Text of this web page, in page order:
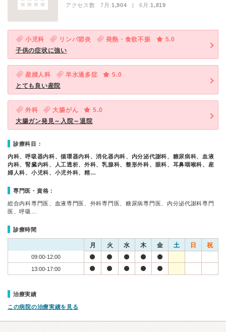
アクセス数 7月:1,904 | 6月:1,819
小児科 リンパ節炎 発熱・食欲不振
5.0
子供の症状に強い
産婦人科 羊水過多症
5.0
とても良い産院
外科 大腸がん
5.0
大腸ガン発見～入院～退院
診療科目：
内科、呼吸器内科、循環器内科、消化器内科、内分泌代謝科、糖尿病科、血液
内科、腎臓内科、人工透析、外科、乳腺科、整形外科、眼科、耳鼻咽喉科、産
婦人科、小児科、小児外科、精…
専門医・資格：
総合内科専門医、血液専門医、外科専門医、糖尿病専門医、内分泌代謝科専門
医、呼吸…
診療時間
月 火 水 木 金 土 日 祝
09:00-12:00
13:00-17:00
治療実績
この病院の治療実績を見る